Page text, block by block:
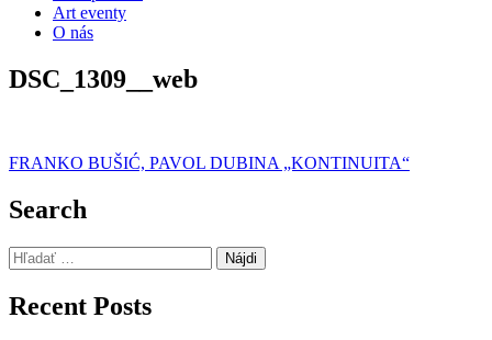
Art eventy
O nás
DSC_1309__web
Navigácia
v
článku
FRANKO BUŠIĆ, PAVOL DUBINA „KONTINUITA“
Search
Hľadať:
Recent Posts